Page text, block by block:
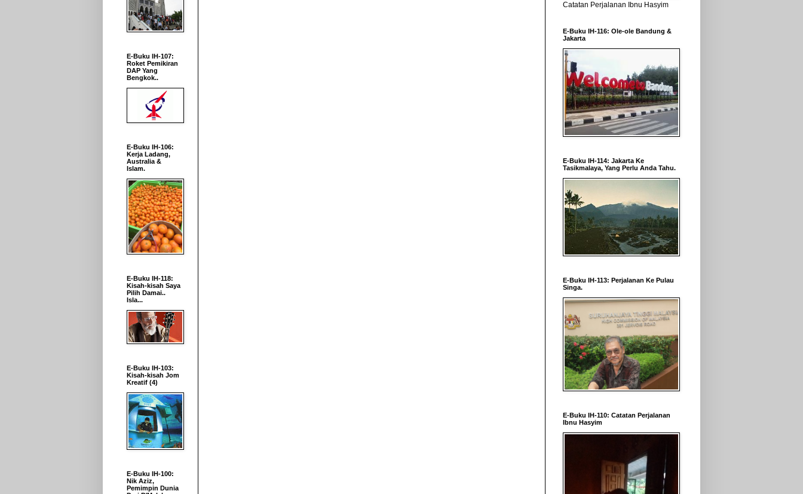
E-Buku IH-107:
Roket Pemikiran
DAP Yang
Bengkok..
E-Buku IH-106:
Kerja Ladang,
Australia &
Islam.
E-Buku IH-118:
Kisah-kisah Saya
Pilih Damai..
Isla...
E-Buku IH-103:
Kisah-kisah Jom
Kreatif (4)
E-Buku IH-100:
Nik Aziz,
Pemimpin Dunia
Catatan Perjalanan Ibnu Hasyim
E-Buku IH-116: Ole-ole Bandung &
Jakarta
E-Buku IH-114: Jakarta Ke
Tasikmalaya, Yang Perlu Anda Tahu.
E-Buku IH-113: Perjalanan Ke Pulau
Singa.
E-Buku IH-110: Catatan Perjalanan
Ibnu Hasyim